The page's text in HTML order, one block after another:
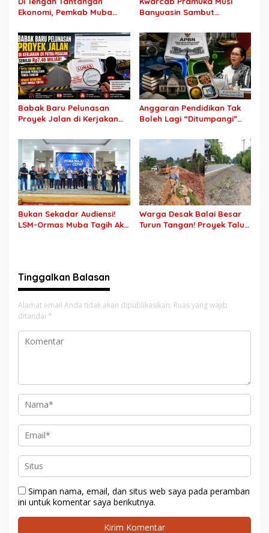
Ekonomi, Pemkab Muba
bagi Warga Lokal
Banyuasin Sambut
Sertifikat Pramuka Garuda
Kini Buka Jalur Khusus
Rekrutmen TNI-Polri, 784
Garuda Siap Sambut
Peluang Emas
Babak Baru Pelunasan
Proyek Jalan di Kerjakan
Rp7,46 Miliar! PPTK Tuding
Ada Dugaan Pemalsuan
Tanda Tangan, Aparat
Ditantang Usut Hingga
Tuntas
Anggaran Pendidikan Tak
Boleh Lagi “Ditumpangi”
Wajib Segera Dilaksanakan!
Bukan Sekadar Audiensi!
LSM-Ormas Muba Tagih Aksi
Warga Desak Balai Besar
Turun Tangan! Proyek Talut
Tinggalkan Balasan
Alamat email Anda tidak akan dipublikasikan. Ruas yang wajib
ditandai *
Simpan nama, email, dan situs web saya pada peramban
ini untuk komentar saya berikutnya.